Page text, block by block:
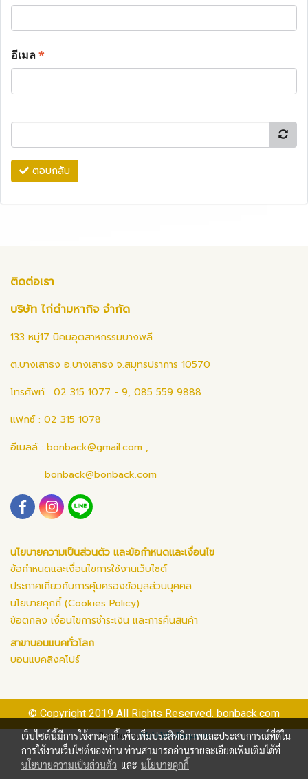
อีเมล*
ตอบกลับ
ติดต่อเรา
บริษัท ไก่ดำมหากิจ จำกัด
133 หมู่17 นิคมอุตสาหกรรมบางพลี
ต.บางเสาธง อ.บางเสาธง จ.สมุทรปราการ 10570
โทรศัพท์ : 02 315 1077 - 9, 085 559 9888
แฟกซ์ : 02 315 1078
อีเมลล์ : bonback@gmail.com ,
bonback@bonback.com
นโยบายความเป็นส่วนตัว และข้อกำหนดและเงื่อนไข
ข้อกำหนดและเงื่อนไขการใช้งานเว็บไซต์
ประกาศเกี่ยวกับการคุ้มครองข้อมูลส่วนบุคคล
นโยบายคุกกี้ (Cookies Policy)
ข้อตกลง เงื่อนไขการชำระเงิน และการคืนสินค้า
สาขาบอนแบคทั่วโลก
บอนแบคสิงคโปร์
© Copyright 2019 All Rights Reserved. bonback.com
Powered byMakeWebEasy.com
เว็บไซต์นี้มีการใช้งานคุกกี้ เพื่อเพิ่มประสิทธิภาพและประสบการณ์ที่ดีใน
การใช้งานเว็บไซต์ของท่าน ท่านสามารถอ่านรายละเอียดเพิ่มเติมได้ที่
นโยบายความเป็นส่วนตัว และ นโยบายคุกกี้